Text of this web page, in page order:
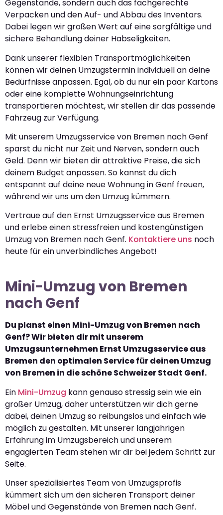
Gegenstände, sondern auch das fachgerechte
Verpacken und den Auf- und Abbau des Inventars.
Dabei legen wir großen Wert auf eine sorgfältige und
sichere Behandlung deiner Habseligkeiten.
Dank unserer flexiblen Transportmöglichkeiten
können wir deinen Umzugstermin individuell an deine
Bedürfnisse anpassen. Egal, ob du nur ein paar Kartons
oder eine komplette Wohnungseinrichtung
transportieren möchtest, wir stellen dir das passende
Fahrzeug zur Verfügung.
Mit unserem Umzugsservice von Bremen nach Genf
sparst du nicht nur Zeit und Nerven, sondern auch
Geld. Denn wir bieten dir attraktive Preise, die sich
deinem Budget anpassen. So kannst du dich
entspannt auf deine neue Wohnung in Genf freuen,
während wir uns um den Umzug kümmern.
Vertraue auf den Ernst Umzugsservice aus Bremen
und erlebe einen stressfreien und kostengünstigen
Umzug von Bremen nach Genf. Kontaktiere uns noch
heute für ein unverbindliches Angebot!
Mini-Umzug von Bremen
nach Genf
Du planst einen Mini-Umzug von Bremen nach
Genf? Wir bieten dir mit unserem
Umzugsunternehmen Ernst Umzugsservice aus
Bremen den optimalen Service für deinen Umzug
von Bremen in die schöne Schweizer Stadt Genf.
Ein Mini-Umzug kann genauso stressig sein wie ein
großer Umzug, daher unterstützen wir dich gerne
dabei, deinen Umzug so reibungslos und einfach wie
möglich zu gestalten. Mit unserer langjährigen
Erfahrung im Umzugsbereich und unserem
engagierten Team stehen wir dir bei jedem Schritt zur
Seite.
Unser spezialisiertes Team von Umzugsprofis
kümmert sich um den sicheren Transport deiner
Möbel und Gegenstände von Bremen nach Genf.